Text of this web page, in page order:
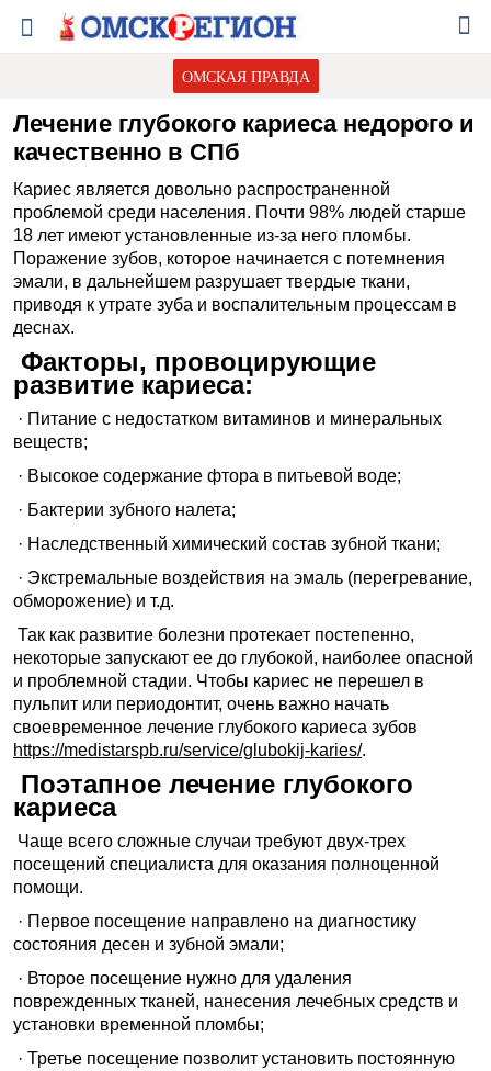
ОМСКАЯ ПРАВДА
Лечение глубокого кариеса недорого и
качественно в СПб
Кариес является довольно распространенной
проблемой среди населения. Почти 98% людей старше
18 лет имеют установленные из-за него пломбы.
Поражение зубов, которое начинается с потемнения
эмали, в дальнейшем разрушает твердые ткани,
приводя к утрате зуба и воспалительным процессам в
деснах.
Факторы, провоцирующие
развитие кариеса:
· Питание с недостатком витаминов и минеральных
веществ;
· Высокое содержание фтора в питьевой воде;
· Бактерии зубного налета;
· Наследственный химический состав зубной ткани;
· Экстремальные воздействия на эмаль (перегревание,
обморожение) и т.д.
Так как развитие болезни протекает постепенно,
некоторые запускают ее до глубокой, наиболее опасной
и проблемной стадии. Чтобы кариес не перешел в
пульпит или периодонтит, очень важно начать
своевременное лечение глубокого кариеса зубов
https://medistarspb.ru/service/glubokij-karies/.
Поэтапное лечение глубокого
кариеса
Чаще всего сложные случаи требуют двух-трех
посещений специалиста для оказания полноценной
помощи.
· Первое посещение направлено на диагностику
состояния десен и зубной эмали;
· Второе посещение нужно для удаления
поврежденных тканей, нанесения лечебных средств и
установки временной пломбы;
· Третье посещение позволит установить постоянную